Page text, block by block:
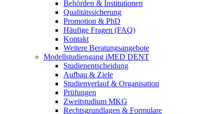
Behörden & Institutionen
Qualitätssicherung
Promotion & PhD
Häufige Fragen (FAQ)
Kontakt
Weitere Beratungsangebote
Modellstudiengang iMED DENT
Studienentscheidung
Aufbau & Ziele
Studienverlauf & Organisation
Prüfungen
Zweitstudium MKG
Rechtsgrundlagen & Formulare